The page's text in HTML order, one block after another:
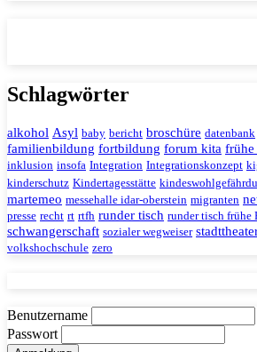
Schlagwörter
alkohol Asyl baby bericht broschüre datenbank
familienbildung fortbildung forum kita
inklusion insofa Integration Integrationskonzept
kinderschutz Kindertagesstätte
martemeo messehalle idar-oberstein migranten
presse recht rt rtfh runder tisch runder tisch frühe
schwangerschaft sozialer wegweiser
volkshochschule zero
Benutzername
Passwort